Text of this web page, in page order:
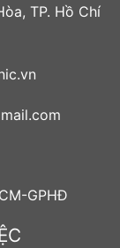
TP. Hồ Chí
GPHĐ